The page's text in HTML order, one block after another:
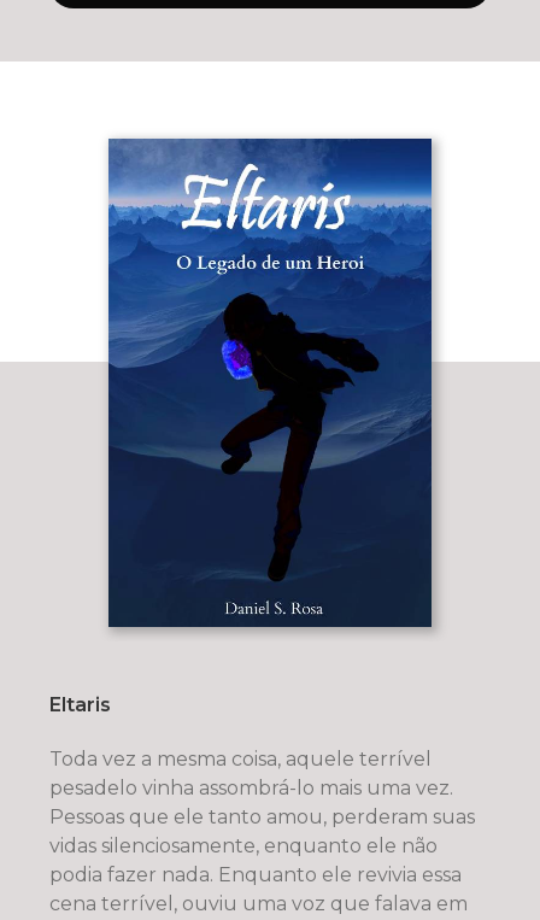
Eltaris
Toda vez a mesma coisa, aquele terrível
pesadelo vinha assombrá-lo mais uma vez.
Pessoas que ele tanto amou, perderam suas
vidas silenciosamente, enquanto ele não
podia fazer nada. Enquanto ele revivia essa
cena terrível, ouviu uma voz que falava em